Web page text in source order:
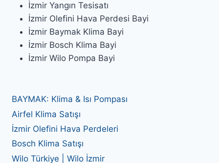
İzmir Yangın Tesisatı
İzmir Olefini Hava Perdesi Bayi
İzmir Baymak Klima Bayi
İzmir Bosch Klima Bayi
İzmir Wilo Pompa Bayi
BAYMAK: Klima & Isı Pompası
Airfel Klima Satışı
İzmir Olefini Hava Perdeleri
Bosch Klima Satışı
Wilo Türkiye | Wilo İzmir